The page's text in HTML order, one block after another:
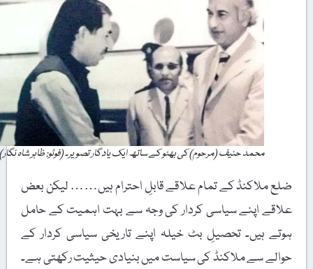
محمد حنیف (مرحوم) کی بھٹو کے ساتھ ایک یادگار تصویر۔ (فوٹو: ظاہر شاہ نگار)
ضلع ملاکنڈ کے تمام علاقے قابلِ احترام ہیں…… لیکن بعض
علاقے اپنے سیاسی کردار کی وجہ سے بہت اہمیت کے حامل
ہوتے ہیں۔ تحصیلِ بٹ خیلہ اپنے تاریخی سیاسی کردار کے
حوالے سے ملاکنڈ کی سیاست میں بنیادی حیثیت رکھتی ہے۔